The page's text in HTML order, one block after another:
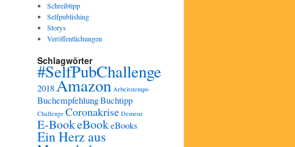
Schreibtipp
Selfpublishing
Storys
Veröffentlichungen
Schlagwörter
#SelfPubChallenge
2018Amazon Arbeitstempo
BuchempfehlungBuchtipp
Challenge Coronakrise Demenz
E-BookeBookeBooks
Ein Herz aus